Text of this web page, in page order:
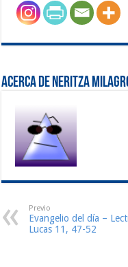
Acerca de Neritza
Previo
Evangelio del día –
Lucas 11, 47-52